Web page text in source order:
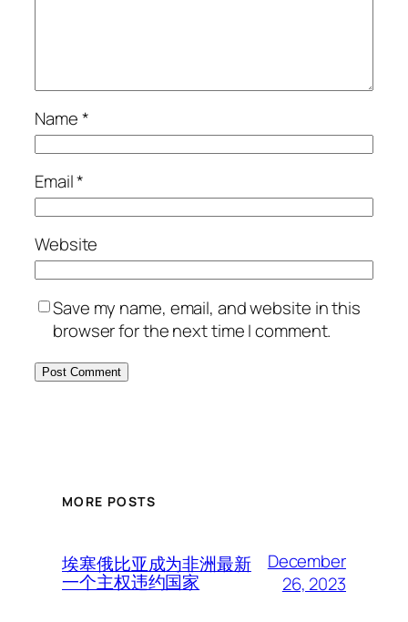
Name*
Email*
Website
Save my name, email, and website in this
browser for the next time I comment.
MORE POSTS
埃塞俄比亚成为非洲最新
一个主权违约国家
December
26, 2023